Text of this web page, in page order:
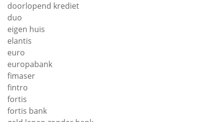
doorlopend krediet
duo
eigen huis
elantis
euro
europabank
fimaser
fintro
fortis
fortis bank